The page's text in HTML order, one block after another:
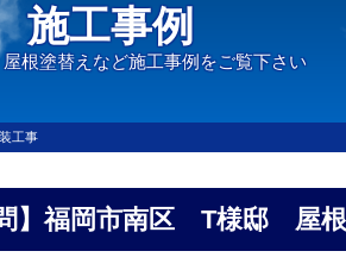
施工事例
根塗替えなど施工事例をご覧下さい
工事
問】福岡市南区 T様邸 屋